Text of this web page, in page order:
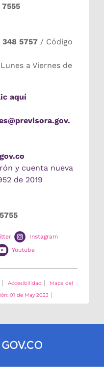
348 5757 / Código
a Viernes de
aquí
y cuenta nueva
de 2019
Instagram
Youtube
Accesibilidad
Mapa del
01 de May 2023
Colombia